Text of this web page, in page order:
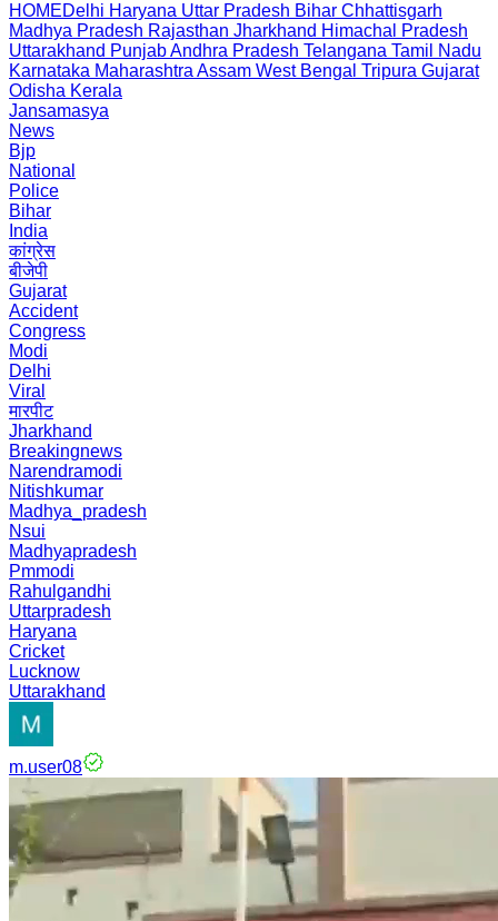
HOMEDelhi Haryana Uttar Pradesh Bihar Chhattisgarh
Madhya Pradesh Rajasthan Jharkhand Himachal Pradesh
Uttarakhand PunjabAndhra Pradesh Telangana Tamil Nadu
Karnataka Maharashtra Assam West Bengal Tripura Gujarat
Odisha Kerala
Jansamasya
News
Bjp
National
Police
Bihar
India
कांग्रेस
बीजेपी
Gujarat
Accident
Congress
Modi
Delhi
Viral
मारपीट
Jharkhand
Breakingnews
Narendramodi
Nitishkumar
Madhya_pradesh
Nsui
Madhyapradesh
Pmmodi
Rahulgandhi
Uttarpradesh
Haryana
Cricket
Lucknow
Uttarakhand
m.user08